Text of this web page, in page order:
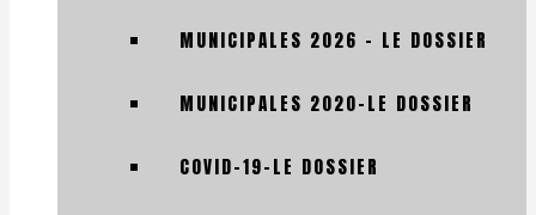
MUNICIPALES 2026 – LE DOSSIER
MUNICIPALES 2020-LE DOSSIER
COVID-19-LE DOSSIER